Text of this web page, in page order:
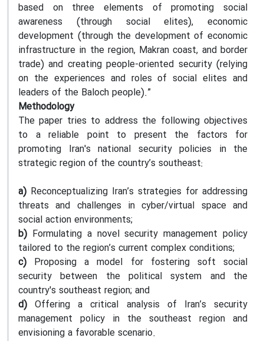
based on three elements of promoting social
awareness (through social elites), economic
development (through the development of economic
infrastructure in the region, Makran coast, and border
trade) and creating people-oriented security (relying
on the experiences and roles of social elites and
leaders of the Baloch people).”
Methodology
The paper tries to address the following objectives
to a reliable point to present the factors for
promoting Iran's national security policies in the
strategic region of the country’s southeast:
a) Reconceptualizing Iran’s strategies for addressing
threats and challenges in cyber/virtual space and
social action environments;
b) Formulating a novel security management policy
tailored to the region’s current complex conditions;
c) Proposing a model for fostering soft social
security between the political system and the
country's southeast region; and
d) Offering a critical analysis of Iran’s security
management policy in the southeast region and
envisioning a favorable scenario.